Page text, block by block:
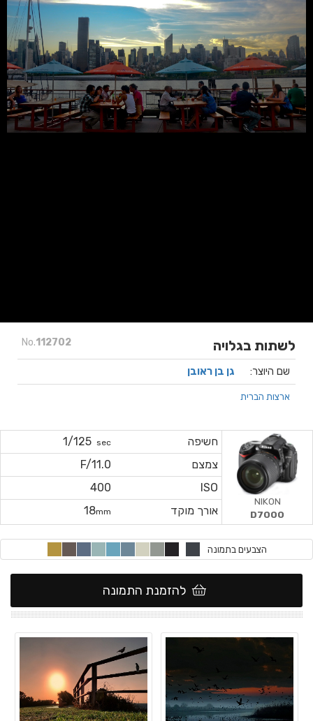
No.112702 לשתות בגלויה
שם היוצר: גן בן ראובן
ארצות הברית
חשיפה sec
1/125
צמצם
F/11.0
ISO
400
אורך מוקד
18mm
NIKON
D7000
הצבעים בתמונה
להזמנת התמונה